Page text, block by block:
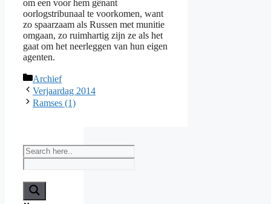
om een voor hem gênant
oorlogstribunaal te voorkomen, want
zo spaarzaam als Russen met munitie
omgaan, zo ruimhartig zijn ze als het
gaat om het neerleggen van hun eigen
agenten.
Categories
Archief
Verjaardag 2014
Ramses (1)